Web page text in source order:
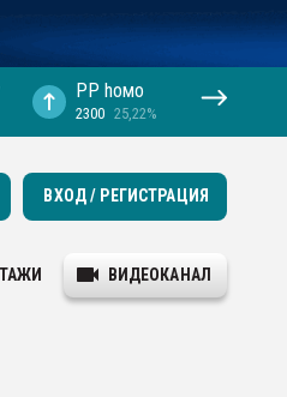
PP hомо
2300 25,22%
ВХОД / РЕГИСТРАЦИЯ
ВИДЕОКАНАЛ